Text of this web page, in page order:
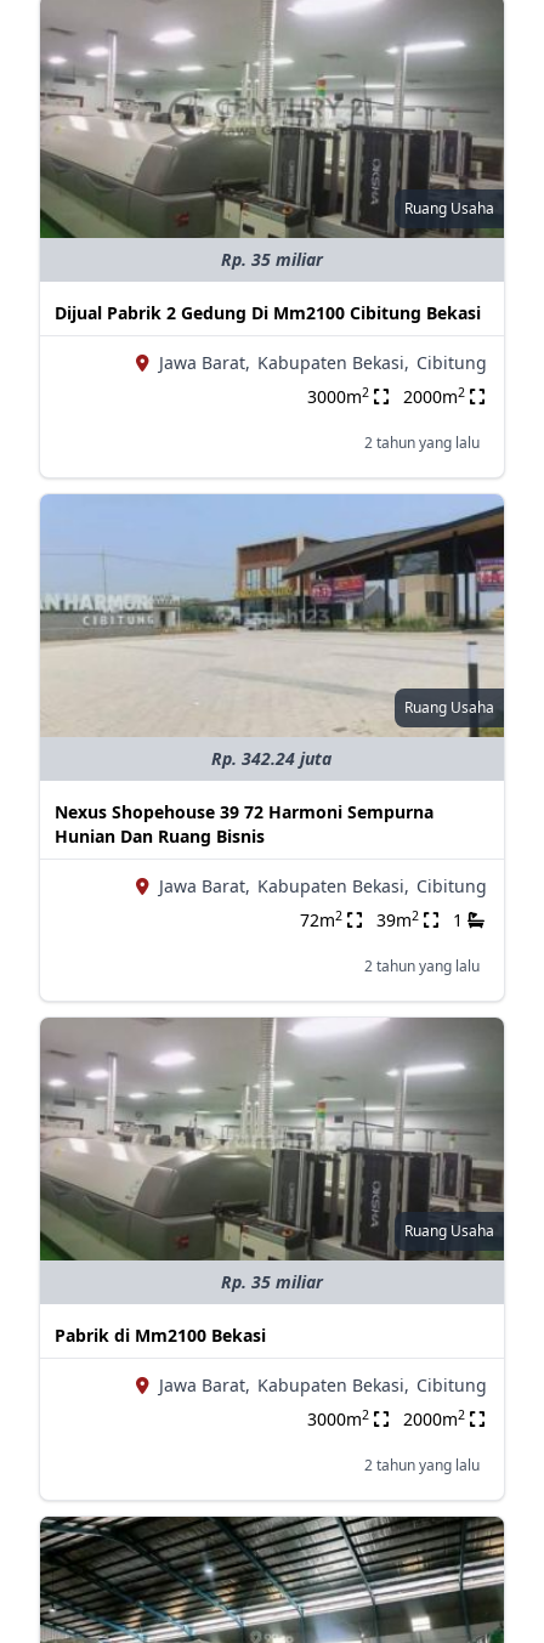
Ruang Usaha
Rp. 35 miliar
Dijual Pabrik 2 Gedung Di Mm2100 Cibitung Bekasi
Jawa Barat, Kabupaten Bekasi, Cibitung
3000m2 2000m2
2 tahun yang lalu
Ruang Usaha
Rp. 342.24 juta
Nexus Shopehouse 39 72 Harmoni Sempurna
Hunian Dan Ruang Bisnis
Jawa Barat, Kabupaten Bekasi, Cibitung
72m2 39m2 1
2 tahun yang lalu
Ruang Usaha
Rp. 35 miliar
Pabrik di Mm2100 Bekasi
Jawa Barat, Kabupaten Bekasi, Cibitung
3000m2 2000m2
2 tahun yang lalu